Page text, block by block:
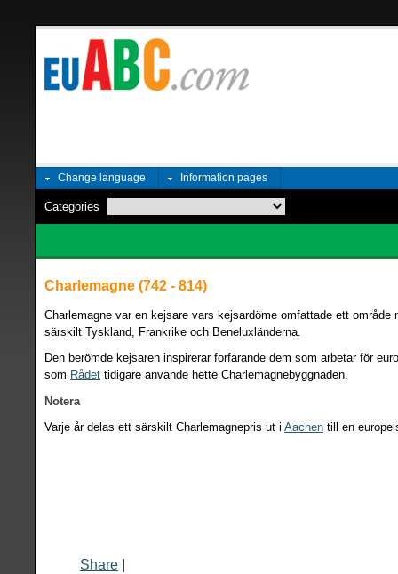
Change language Information pages
Categories
Charlemagne (742 - 814)
Charlemagne var en kejsare vars kejsardöme omfattade ett område
särskilt Tyskland, Frankrike och Beneluxländerna.
Den berömde kejsaren inspirerar forfarande dem som arbetar för
som Rådet tidigare använde hette Charlemagnebyggnaden.
Notera
Varje år delas ett särskilt Charlemagnepris ut i Aachen till en
Share